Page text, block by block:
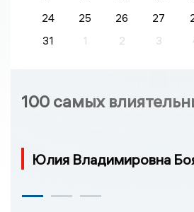
24
25 26 27
31
1 2 3
100 самых
Юлия Владимировна